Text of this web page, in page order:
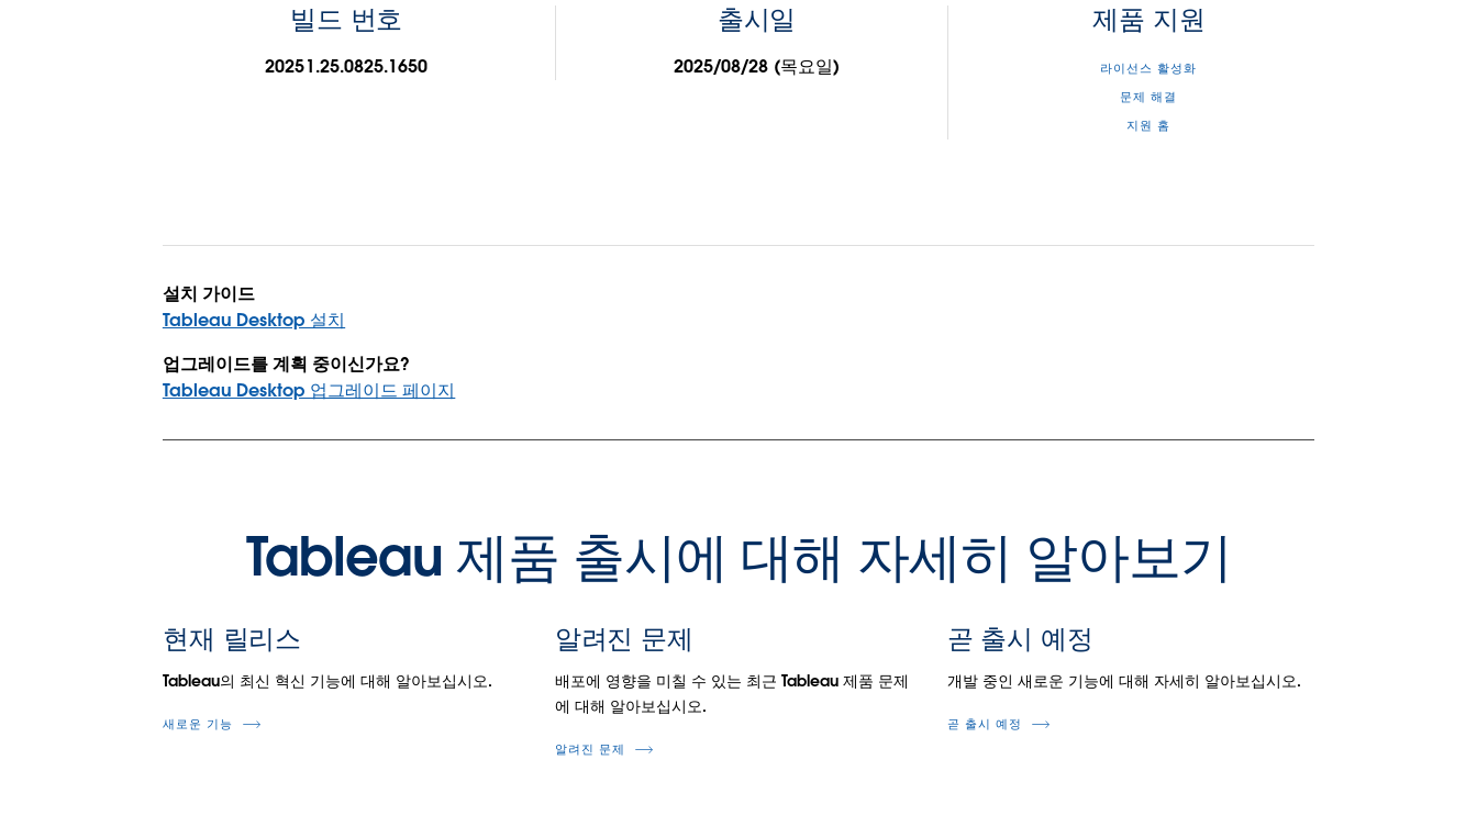
빌드 번호
20251.25.0825.1650
출시일
2025/08/28 (목요일)
제품 지원
라이선스 활성화
문제 해결
지원 홈
설치 가이드
Tableau Desktop 설치
업그레이드를 계획 중이신가요?
Tableau Desktop 업그레이드 페이지
Tableau 제품 출시에 대해 자세히 알아보기
현재 릴리스
Tableau의 최신 혁신 기능에 대해 알아보십시오.
새로운 기능
알려진 문제
배포에 영향을 미칠 수 있는 최근 Tableau 제품 문제
에 대해 알아보십시오.
알려진 문제
곧 출시 예정
개발 중인 새로운 기능에 대해 자세히 알아보십시오.
곧 출시 예정